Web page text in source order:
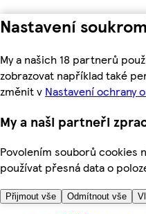
Nastavení
My a našich 18 partnerů
zobrazovat například také
změnit v Nastavení ochrany
My a naši partneři
Povolením souborů cookies
používat přesná data o
Přijmout vše Odmítnout vše